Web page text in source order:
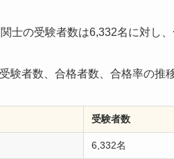
士の受験者数は6,332名に対し
験者数、合格者数、合格率の推
受験者数
6,332名